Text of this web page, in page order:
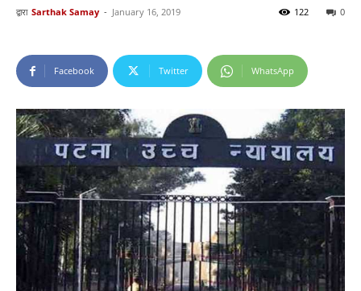
द्वारा Sarthak Samay - January 16, 2019 0
122
Facebook Twitter WhatsApp